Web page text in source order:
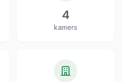
4
kamers